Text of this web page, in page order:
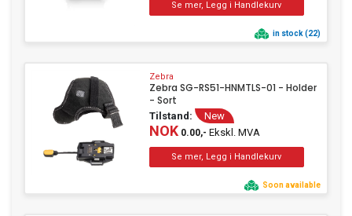
in stock (22)
Zebra
Zebra SG-RS51-HNMTLS-01 - Holder
- Sort
Tilstand: New
NOK0.00,- Ekskl. MVA
Soon available